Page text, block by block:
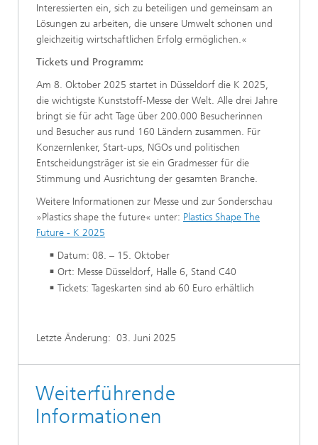
Interessierten ein, sich zu beteiligen und gemeinsam an
Lösungen zu arbeiten, die unsere Umwelt schonen und
gleichzeitig wirtschaftlichen Erfolg ermöglichen.«
Tickets und Programm:
Am 8. Oktober 2025 startet in Düsseldorf die K 2025,
die wichtigste Kunststoff-Messe der Welt. Alle drei Jahre
bringt sie für acht Tage über 200.000 Besucherinnen
und Besucher aus rund 160 Ländern zusammen. Für
Konzernlenker, Start-ups, NGOs und politischen
Entscheidungsträger ist sie ein Gradmesser für die
Stimmung und Ausrichtung der gesamten Branche.
Weitere Informationen zur Messe und zur Sonderschau
»Plastics shape the future« unter: Plastics Shape The
Future - K 2025
Datum: 08. – 15. Oktober
Ort: Messe Düsseldorf, Halle 6, Stand C40
Tickets: Tageskarten sind ab 60 Euro erhältlich
Letzte Änderung: 03. Juni 2025
Weiterführende
Informationen